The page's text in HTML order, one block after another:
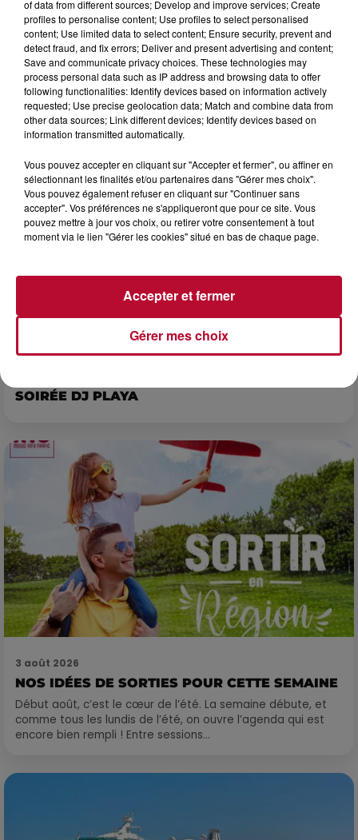
4 août 2026
HÉRAULT, PYRÉNÉES-ORIENTALES : TROIS
SPOTS DE SNORKELING À EXPLORER...
Pas besoin de bouteilles de plongée lourdes ni de diplômes
complexes pour observer la vie sous-marine. Cet été, un
masque, un tuba et une paire de palmes...
SOIRÉE DJ PLAYA
3 août 2026
NOS IDÉES DE SORTIES POUR CETTE SEMAINE
Début août, c’est le cœur de l’été. La semaine débute, et
comme tous les lundis de l’été, on ouvre l’agenda qui est
encore bien rempli ! Entre sessions...
of data from different sources; Develop and improve services; Create
profiles to personalise content; Use profiles to select personalised
content; Use limited data to select content; Ensure security, prevent and
detect fraud, and fix errors; Deliver and present advertising and content;
Save and communicate privacy choices. These technologies may
process personal data such as IP address and browsing data to offer
following functionalities: Identify devices based on information actively
requested; Use precise geolocation data; Match and combine data from
other data sources; Link different devices; Identify devices based on
information transmitted automatically.
Vous pouvez accepter en cliquant sur "Accepter et fermer", ou affiner en
sélectionnant les finalités et/ou partenaires dans "Gérer mes choix".
Vous pouvez également refuser en cliquant sur "Continuer sans
accepter". Vos préférences ne s'appliqueront que pour ce site. Vous
pouvez mettre à jour vos choix, ou retirer votre consentement à tout
moment via le lien "Gérer les cookies" situé en bas de chaque page.
Gérer mes choix
Accepter et fermer